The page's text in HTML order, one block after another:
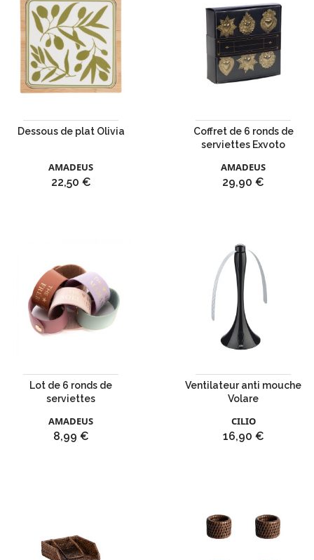
Dessous de plat Olivia
AMADEUS
Prix
22,50 €
Coffret de 6 ronds de
serviettes Exvoto
AMADEUS
Prix
29,90 €
Lot de 6 ronds de
serviettes
AMADEUS
Prix
8,99 €
Ventilateur anti mouche
Volare
CILIO
Prix
16,90 €